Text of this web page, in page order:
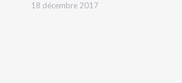
18 décembre 2017